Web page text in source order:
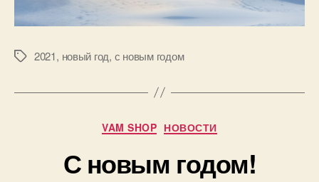
Метки2021, новый год, с новым годом
Рубрики
VAM SHOP НОВОСТИ
С новым годом!